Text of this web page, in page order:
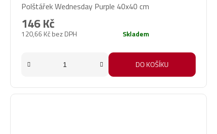
Polštářek Wednesday Purple 40x40 cm
120,66 Kč bez DPH
146 Kč
Skladem
DO KOŠÍKU